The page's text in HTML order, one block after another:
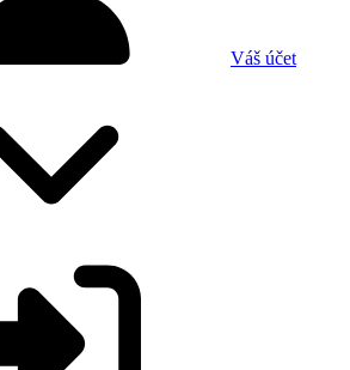
Váš účet